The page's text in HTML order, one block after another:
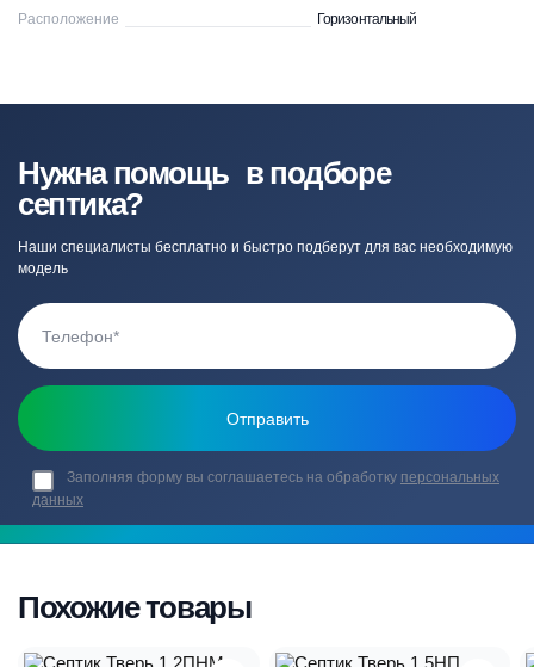
Расположение Горизонтальный
Нужна помощь в подборе
септика?
Наши специалисты бесплатно и быстро подберут для вас необходимую
модель
Заполняя форму вы соглашаетесь на обработку персональных
данных
Похожие товары